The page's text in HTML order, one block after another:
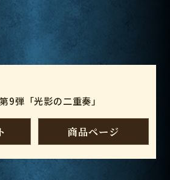
9弾「光影の二重奏」
商品ページ